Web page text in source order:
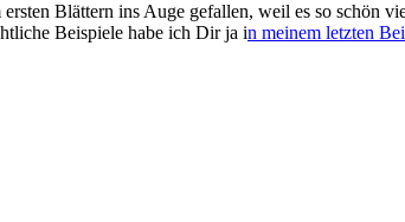
Blättern ins Auge gefallen, weil es so schön
Beispiele habe ich Dir ja in meinem letzten